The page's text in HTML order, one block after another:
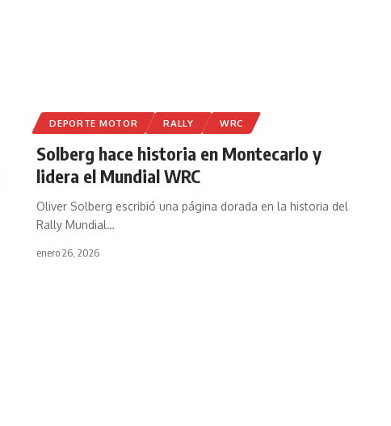
DEPORTE MOTOR RALLY WRC
Solberg hace historia en Montecarlo y
lidera el Mundial WRC
Oliver Solberg escribió una página dorada en la historia del
Rally Mundial…
enero 26, 2026